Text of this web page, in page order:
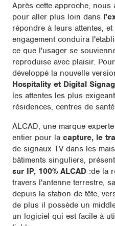
Après cette approche,
pour aller plus loin dans
répondre à leurs attentes, et
engagement conduira
ce que l'usager se
reproduise avec plaisir.
développé la nouvelle
Hospitality et Digital
les attentes les plus
résidences, centres de
ALCAD, une marque
entier pour la capture, le
de signaux TV dans les
bâtiments singuliers,
sur IP, 100% ALCAD :de la
travers l'antenne terrestre,
depuis la station de tête,
de plus il possède un
un logiciel qui est facile à